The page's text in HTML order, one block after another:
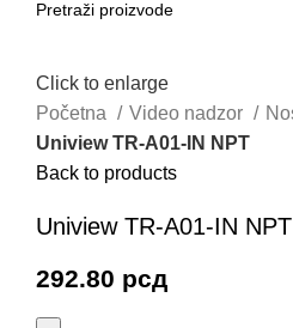
Click to enlarge
Početna
Video nadzor
Uniview TR-A01-IN NPT
Back to products
Uniview TR-A01-IN NPT
292.80 рсд